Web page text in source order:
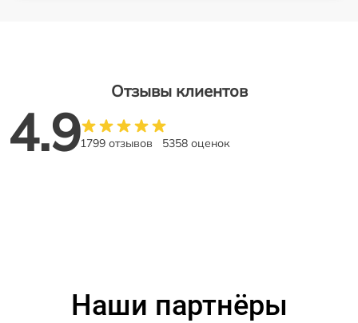
Отзывы клиентов
4.91799 отзывов 5358 оценок
Наши партнёры